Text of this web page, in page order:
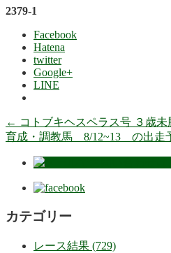
2379-1
Facebook
Hatena
twitter
Google+
LINE
← コトブキヘスペラス号 ３歳未
育成・調教馬 8/12~13 の出
カテゴリー
レース結果 (729)